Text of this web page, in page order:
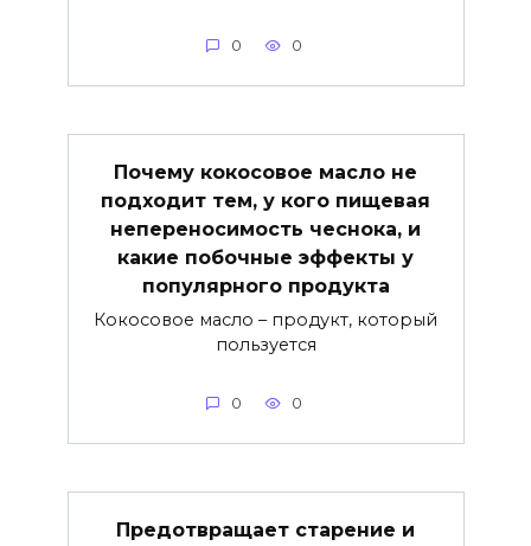
0 0
Почему кокосовое масло не
подходит тем, у кого пищевая
непереносимость чеснока, и
какие побочные эффекты у
популярного продукта
Кокосовое масло – продукт, который
пользуется
0 0
Предотвращает старение и